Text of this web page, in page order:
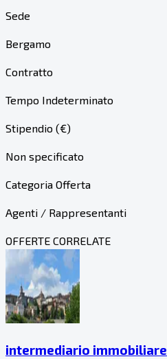
Sede
Bergamo
Contratto
Tempo Indeterminato
Stipendio (€)
Non specificato
Categoria Offerta
Agenti / Rappresentanti
OFFERTE CORRELATE
intermediario immobiliare